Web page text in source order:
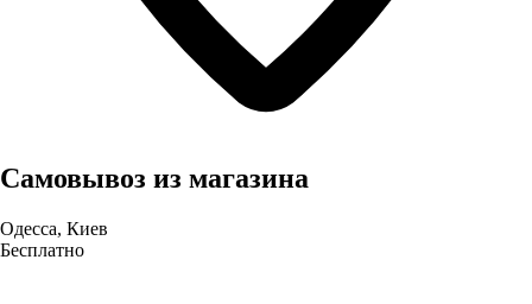
Самовывоз из магазина
Одесса, Киев
Бесплатно